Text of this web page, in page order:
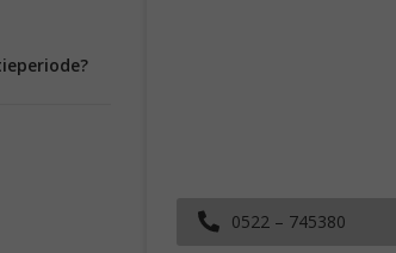
0522 – 745380